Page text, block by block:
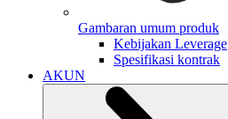
Gambaran umum produk
Kebijakan Leverage
Spesifikasi kontrak
AKUN